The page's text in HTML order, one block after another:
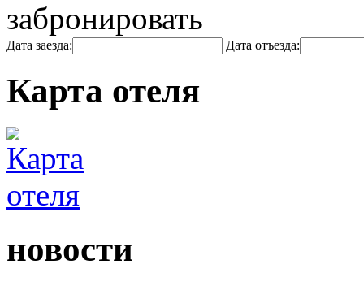
забронировать
Дата заезда: Дата отъезда:
Карта отеля
новости